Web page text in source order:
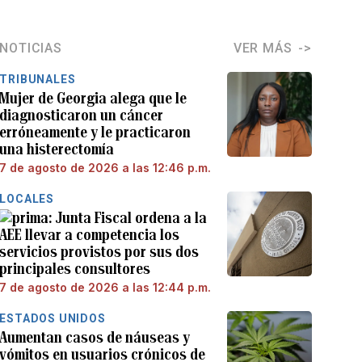
NOTICIAS VER MÁS
TRIBUNALES
Mujer de Georgia alega que le
diagnosticaron un cáncer
erróneamente y le practicaron
una histerectomía
7 de agosto de 2026 a las 12:46 p.m.
LOCALES
Junta Fiscal ordena a la
AEE llevar a competencia los
servicios provistos por sus dos
principales consultores
7 de agosto de 2026 a las 12:44 p.m.
ESTADOS UNIDOS
Aumentan casos de náuseas y
vómitos en usuarios crónicos de